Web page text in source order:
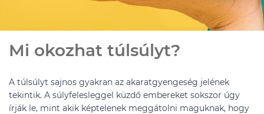
Mi okozhat túlsúlyt?
A túlsúlyt sajnos gyakran az akaratgyengeség jelének
tekintik. A súlyfelesleggel küzdő embereket sokszor úgy
írják le, mint akik képtelenek meggátolni maguknak, hogy